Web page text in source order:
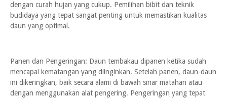
dengan curah hujan yang cukup. Pemilihan bibit dan teknik
budidaya yang tepat sangat penting untuk memastikan kualitas
daun yang optimal.
Panen dan Pengeringan: Daun tembakau dipanen ketika sudah
mencapai kematangan yang diinginkan. Setelah panen, daun-daun
ini dikeringkan, baik secara alami di bawah sinar matahari atau
dengan menggunakan alat pengering. Pengeringan yang tepat